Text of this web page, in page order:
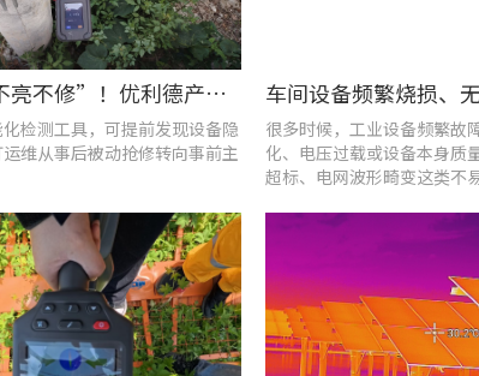
告别“灯不亮不修”！优利德产品组合赋能城市道路照明设施运维更高效
检测工具，可提前发现设备隐
维从事后被动抢修转向事前主
很多时候，工业设备频繁故
化、电压过载或设备本身质
超标、电网波形畸变这类不